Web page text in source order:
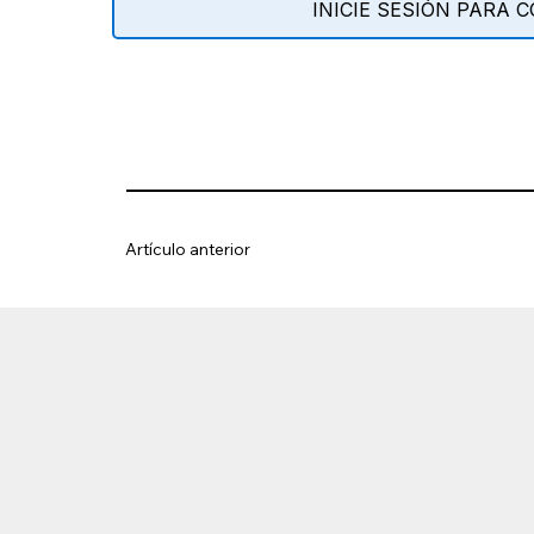
INICIE SESIÓN PARA
Artículo anterior